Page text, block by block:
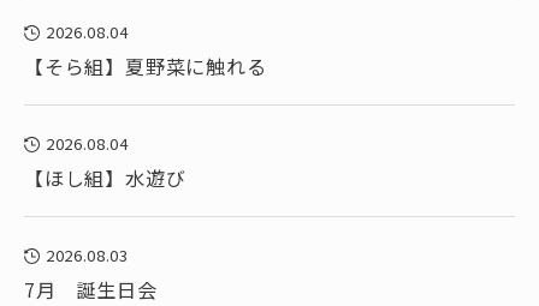
2026.08.04
【そら組】夏野菜に触れる
2026.08.04
【ほし組】水遊び
2026.08.03
7月 誕生日会